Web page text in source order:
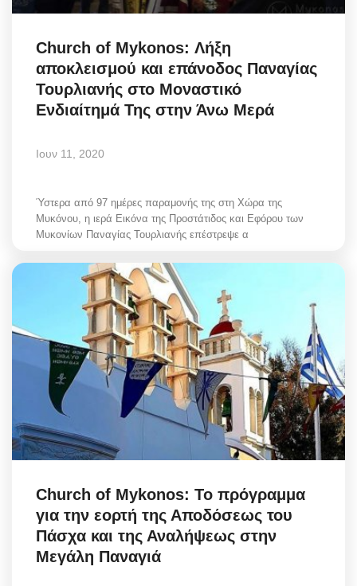
Church of Mykonos: Λήξη
αποκλεισμού και επάνοδος Παναγίας
Τουρλιανής στο Μοναστικό
Ενδιαίτημά Της στην Άνω Μερά
Ιουν 11, 2020
Ύστερα από 97 ημέρες παραμονής της στη Χώρα της
Μυκόνου, η ιερά Εικόνα της Προστάτιδος και Εφόρου των
Μυκονίων Παναγίας Τουρλιανής επέστρεψε α
Church of Mykonos: Το πρόγραμμα
για την εορτή της Αποδόσεως του
Πάσχα και της Αναλήψεως στην
Μεγάλη Παναγιά